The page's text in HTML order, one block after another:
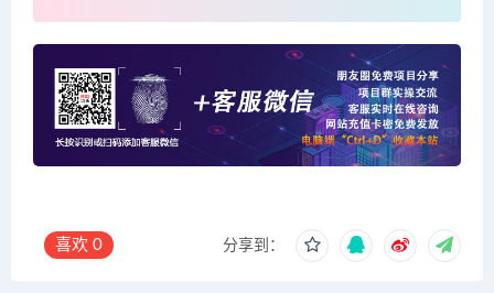
喜欢 0 分享到：